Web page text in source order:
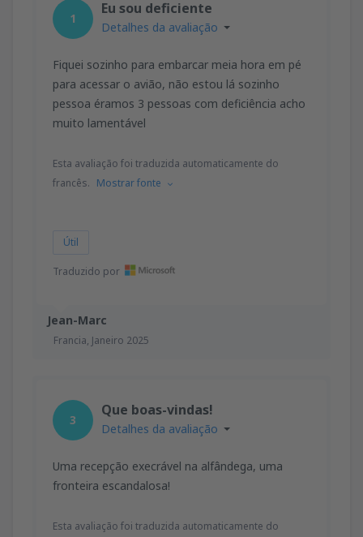
Jean-Marc
Francia, Janeiro 2025
1
Eu sou deficiente
Detalhes da avaliação
Fiquei sozinho para embarcar meia hora em pé
para acessar o avião, não estou lá sozinho
pessoa éramos 3 pessoas com deficiência acho
muito lamentável
Esta avaliação foi traduzida automaticamente do
francês. Mostrar fonte
Útil
Traduzido por
3
Que boas-vindas!
Detalhes da avaliação
Uma recepção execrável na alfândega, uma
fronteira escandalosa!
Esta avaliação foi traduzida automaticamente do